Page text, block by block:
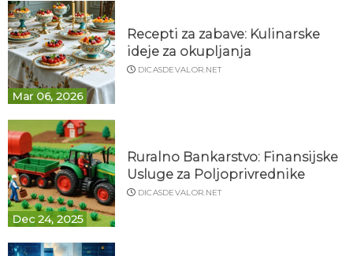
Mar 06, 2026
Recepti za zabave: Kulinarske
ideje za okupljanja
DICASDEVALOR.NET
Dec 24, 2025
Ruralno Bankarstvo: Finansijske
Usluge za Poljoprivrednike
DICASDEVALOR.NET